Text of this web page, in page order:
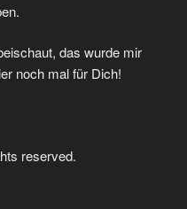
das wurde mir
noch mal für Dich!
reserved.